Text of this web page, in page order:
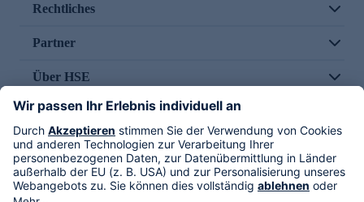
Rechtliches
Partner
Über HSE
Im TV
HSE International